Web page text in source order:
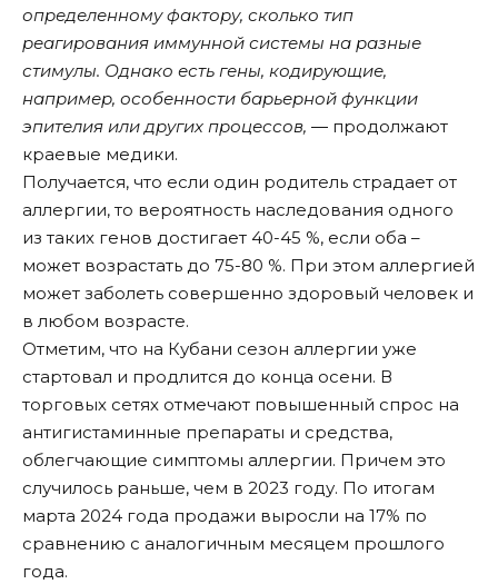
определенному фактору, сколько тип
реагирования иммунной системы на разные
стимулы. Однако есть гены, кодирующие,
например, особенности барьерной функции
эпителия или других процессов, ― продолжают
краевые медики.
Получается, что если один родитель страдает от
аллергии, то вероятность наследования одного
из таких генов достигает 40-45 %, если оба –
может возрастать до 75-80 %. При этом аллергией
может заболеть совершенно здоровый человек и
в любом возрасте.
Отметим, что на Кубани сезон аллергии уже
стартовал и продлится до конца осени. В
торговых сетях отмечают повышенный спрос на
антигистаминные препараты и средства,
облегчающие симптомы аллергии. Причем это
случилось раньше, чем в 2023 году. По итогам
марта 2024 года продажи выросли на 17% по
сравнению с аналогичным месяцем прошлого
года.